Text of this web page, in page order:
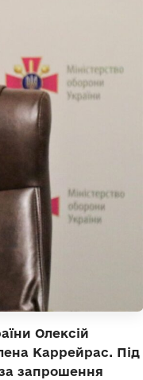
Олексій
Каррейрас. Під
запрошення